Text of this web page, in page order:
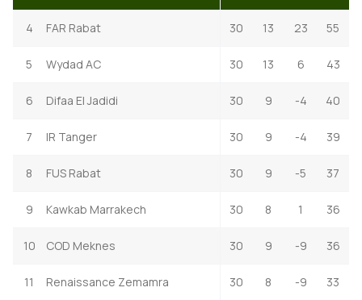
4 FAR Rabat 30 13 23 55
5 Wydad AC 30 13 6 43
6 Difaa El Jadidi 30 9 -4 40
7 IR Tanger 30 9 -4 39
8 FUS Rabat 30 9 -5 37
9 Kawkab Marrakech 30 8 1 36
10 COD Meknes 30 9 -9 36
11 Renaissance Zemamra 30 8 -9 33